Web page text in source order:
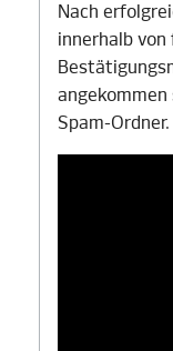
Nach
innerhalb
Spam-Ordner.